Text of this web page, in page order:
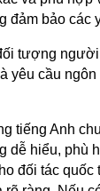
đảm bảo các
tượng
yêu cầu ngôn
tiếng Anh
dễ hiểu, phù
đối tác quốc